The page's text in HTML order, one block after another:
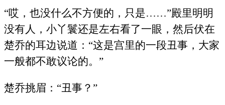
“哎，也没什么不方便的，只是……”殿里明明
没有人，小丫鬟还是左右看了一眼，然后伏在
楚乔的耳边说道：“这是宫里的一段丑事，大家
一般都不敢议论的。”
楚乔挑眉：“丑事？”